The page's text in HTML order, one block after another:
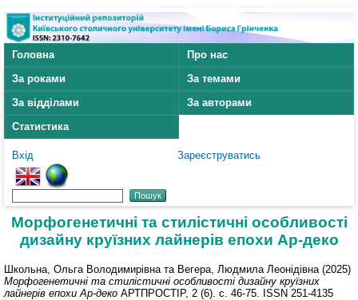
Головна
Про нас
За роками
За темами
За відділами
За авторами
Статистика
Вхід Зареєструватись
Морфогенетичні та стилістичні особливості
дизайну круїзних лайнерів епохи Ар-деко
Школьна, Ольга Володимирівна та Вегера, Людмила Леонідівна (2025)
Морфогенетичні та стилістичні особливості дизайну круїзних
лайнерів епохи Ар-деко АРТПРОСТІР, 2 (6). с. 46-75. ISSN 251-4135